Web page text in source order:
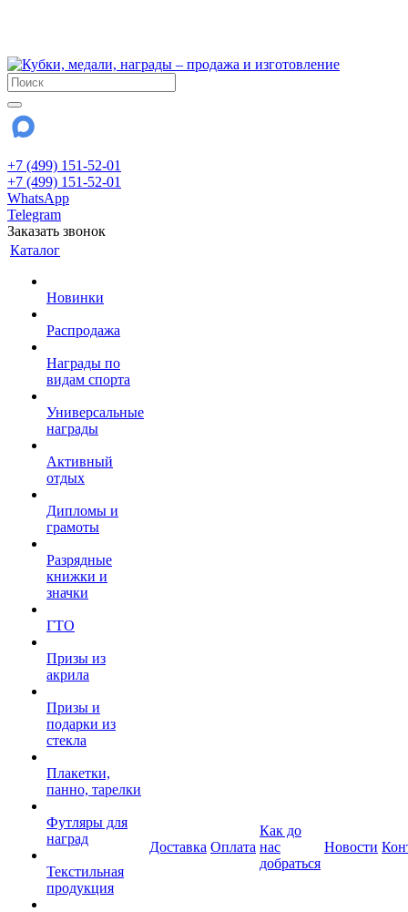
+7 (499) 151-52-01
+7 (499) 151-52-01
WhatsApp
Telegram
Заказать звонок
Каталог
Новинки
Распродажа
Награды по
видам спорта
Универсальные
награды
Активный
отдых
Дипломы и
грамоты
Разрядные
книжки и
значки
ГТО
Призы из
акрила
Призы и
подарки из
стекла
Плакетки,
панно, тарелки
Футляры для
наград
Текстильная
продукция
Доставка Оплата
Как до
нас
добраться
Новости